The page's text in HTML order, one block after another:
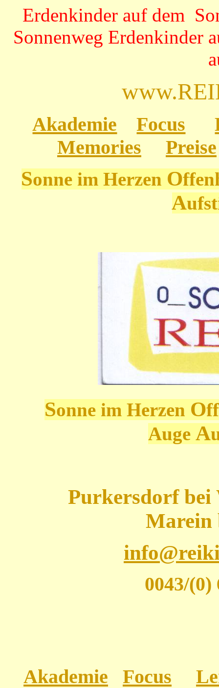
Erdenkinder auf dem
Sonnenweg Erdenkinder
www.
Akademie Focus
Memories
Preise
Sonne im Herzen O
A
Sonne im Herzen O
Auge A
Marein
0043/(0)
Akademie Focus